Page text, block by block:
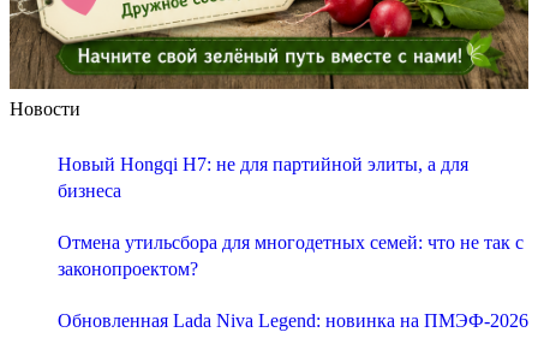
Новости
Новый Hongqi H7: не для партийной элиты, а для
бизнеса
Отмена утильсбора для многодетных семей: что не так с
законопроектом?
Обновленная Lada Niva Legend: новинка на ПМЭФ-2026